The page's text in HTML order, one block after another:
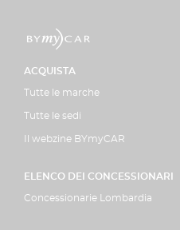
ACQUISTA
Tutte le marche
Tutte le sedi
Il webzine BYmyCAR
ELENCO DEI CONCESSIONARI
Concessionarie Lombardia